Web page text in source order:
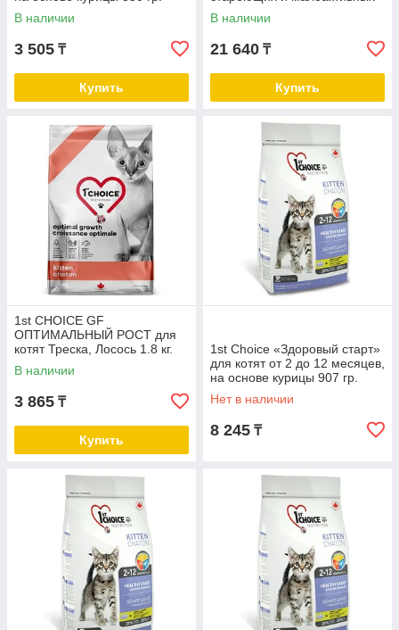
мире непредвзятостью и высокими требованиями к
производителям кормов.
Корма
обладают высокой усвояемостью,
свинины и субпродуктов животного происхождения
(мясо-костной муки) и ГМО.
В наличии
3 505 ₸
Купить
кошек от 10 лет и старше
2,72 кг.
В наличии
21 640 ₸
Купить
1st CHOICE GF
ОПТИМАЛЬНЫЙ РОСТ для
котят Треска, Лосось 1.8 кг.
0.34
В наличии
3 865 ₸
Купить
1st Choice «Здоровый старт»
для котят от 2 до 12 месяцев,
на основе курицы 907 гр.
Нет в наличии
8 245 ₸